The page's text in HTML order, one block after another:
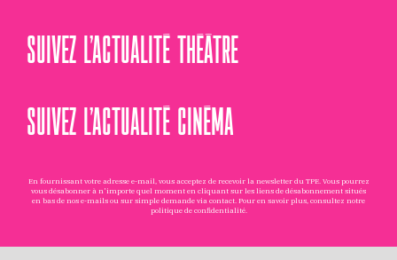
SUIVEZ L’ACTUALITÉ THÉÂTRE
SUIVEZ L’ACTUALITÉ CINÉMA
En fournissant votre adresse e-mail, vous acceptez de recevoir la newsletter du TPE. Vous pourrez
vous désabonner à n'importe quel moment en cliquant sur les liens de désabonnement situés
en bas de nos e-mails ou sur simple demande via contact. Pour en savoir plus, consultez notre
politique de confidentialité.